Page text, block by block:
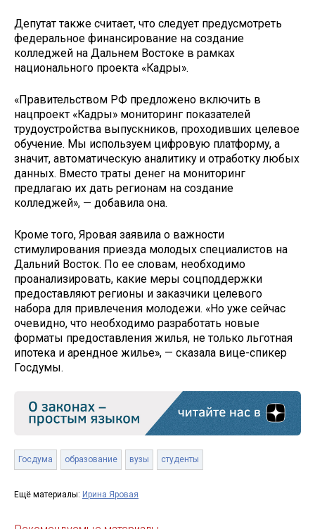
Депутат также считает, что следует предусмотреть
федеральное финансирование на создание
колледжей на Дальнем Востоке в рамках
национального проекта «Кадры».
«Правительством РФ предложено включить в
нацпроект «Кадры» мониторинг показателей
трудоустройства выпускников, проходивших целевое
обучение. Мы используем цифровую платформу, а
значит, автоматическую аналитику и отработку любых
данных. Вместо траты денег на мониторинг
предлагаю их дать регионам на создание
колледжей», — добавила она.
Кроме того, Яровая заявила о важности
стимулирования приезда молодых специалистов на
Дальний Восток. По ее словам, необходимо
проанализировать, какие меры соцподдержки
предоставляют регионы и заказчики целевого
набора для привлечения молодежи. «Но уже сейчас
очевидно, что необходимо разработать новые
форматы предоставления жилья, не только льготная
ипотека и арендное жилье», — сказала вице-спикер
Госдумы.
Госдума образование вузы студенты
Ещё материалы: Ирина Яровая